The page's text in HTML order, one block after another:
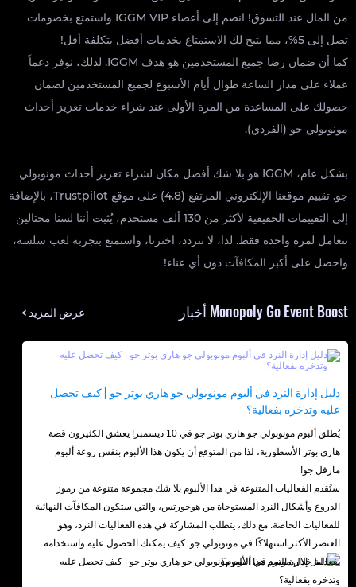
من المال عند التسوق! انضم إلى أعضاء IGGM VIP واستمتع بخصومات
تصل إلى 5%، مما يتيح لك الاستمتاع بخدمات أفضل بتكلفة أقل!
كما أن ضمان رضا جميع المستخدمين هو هدف IGGM. لذلك، نوفر دعماً
عملاء على مدار الساعة طوال أيام الأسبوع لجميع المستخدمين لضمان
حصولك على المساعدة من المرة الأولى عند شراء خدمات تعزيز أحداث
مونوبولي جو (الفردي).
بشكل عام، IGGM هو بلا شك أفضل مكان لشراء تعزيز أحداث مونوبولي
جو. تقييم موقعنا الإلكتروني المرتفع (4.8) على موقع Trustpilot، بالإضافة
إلى التقييمات الحقيقية لأكثر من 130 ألف مستخدم، يُثبت أننا لسنا محتالين
نتعامل لمرة واحدة فقط. لذا، لا تتردد، اخترنا، واستمتع بتجربة لعب سلسة،
واحصل على أكبر المكافآت دون أي عناء!
Monopoly Go Event Boost أخبار عرض المزيد >
دليل إدارة النرد في ألبوم مونوبولي جو هاري بوتر جو | كيف تحصل
عليه وتدخره بفعالية؟
يُطلق ألبوم مونوبولي جو هاري بوتر جو في 10 ديسمبر! يعشق الكثيرون قصة
هاري بوتر الأسطورية، لذا من المتوقع أن يكون هذا الألبوم بنفس روعة ألبوم
مارفل جو!
ستُقدم الفعاليات المتنوعة في هذا الألبوم بلا شك مجموعة متنوعة من رموز
الدروع وأشكال النرد المستوحاة من هوجورتس، والتي ستكون المكافآت النهائية
للفعاليات الخاصة. مع ذلك، يتطلب المشاركة في هذه الفعاليات النرد، وهو
العنصر الأكثر استهلاكًا في مونوبولي جو. كيف يمكنك الحصول عليه واستخدامه
بفعالية خلال موسم هذا الألبوم؟